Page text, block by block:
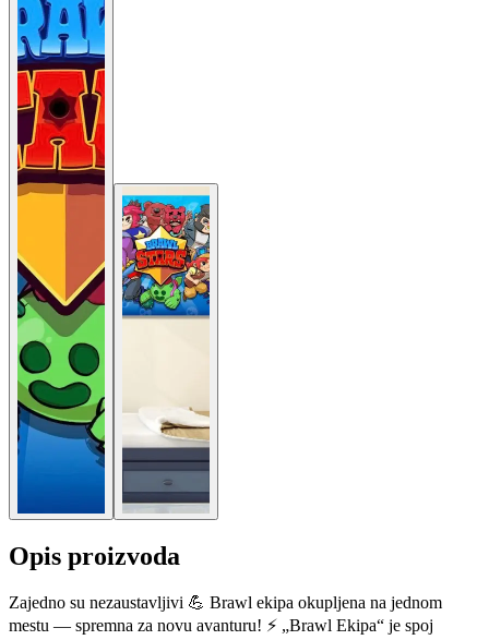
Opis proizvoda
Zajedno su nezaustavljivi 💪 Brawl ekipa okupljena na jednom
mestu — spremna za novu avanturu! ⚡ „Brawl Ekipa“ je spoj